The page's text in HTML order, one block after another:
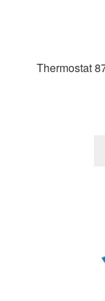
Thermostat